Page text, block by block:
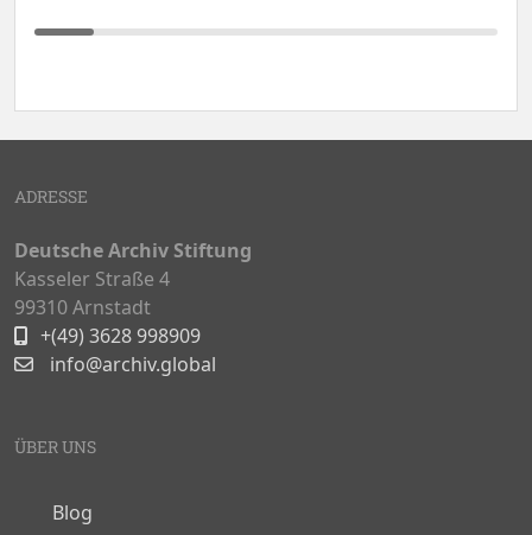
ADRESSE
Deutsche Archiv Stiftung
Kasseler Straße 4
99310 Arnstadt
+(49) 3628 998909
info@archiv.global
ÜBER UNS
Blog